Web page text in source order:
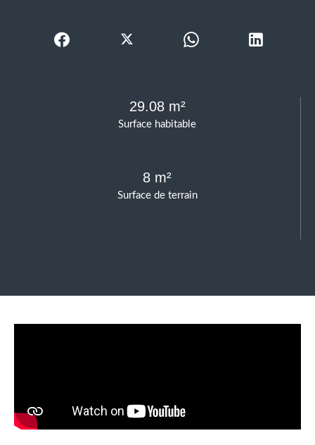
Surface habitable
29.08 m²
Surface de terrain
8 m²